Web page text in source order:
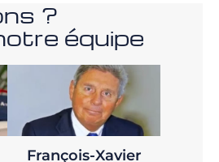
?
équipe
François-Xavier